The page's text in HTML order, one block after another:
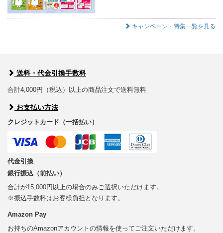
キャンペーン・特集一覧を見る
送料・代金引換手数料
合計4,000円（税込）以上の商品注文で送料無料
お支払い方法
クレジットカード（一括払い）
代金引換
銀行振込（前払い）
合計が15,000円以上の場合のみご選択いただけます。
※振込手数料はお客様負担となります。
Amazon Pay
お持ちのAmazonアカウントの情報を使ってご注文いただけます。